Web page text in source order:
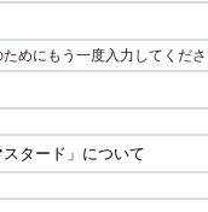
めにもう一度入力してくださ